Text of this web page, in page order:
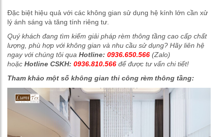
Đặc biệt hiệu quả với các không gian sử dụng hệ kính lớn cần xử
lý ánh sáng và tăng tính riêng tư.
Quý khách đang tìm kiếm giải pháp rèm thông tầng cao cấp chất
lượng, phù hợp với không gian và nhu cầu sử dụng? Hãy liên hệ
ngay với chúng tôi qua Hotline: 0936.650.566 (Zalo)
hoặc Hotline CSKH: 0936.810.566 để được tư vấn chi tiết!
Tham khảo một số không gian thi công rèm thông tầng: